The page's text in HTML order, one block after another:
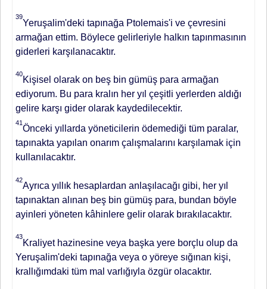
39
Yeruşalim'deki tapınağa Ptolemais'i ve çevresini
armağan ettim. Böylece gelirleriyle halkın tapınması­nın
giderleri karşılanacaktır.
40
Kişisel olarak on beş bin gümüş para armağan
ediyorum. Bu para kralın her yıl çeşitli yerlerden aldığı
gelire karşı gi­der olarak kaydedilecektir.
41
Önceki yıllarda yöneticilerin ödemediği tüm paralar,
tapınakta yapılan onarım ça­lışmalarını karşılamak için
kullanıla­caktır.
42
Ayrıca yıllık hesaplardan an­laşılacağı gibi, her yıl
tapınaktan alı­nan beş bin gümüş para, bundan böy­le
ayinleri yöneten kâhinlere gelir ola­rak bırakılacaktır.
43
Kraliyet hazine­sine veya başka yere borçlu olup da
Yeruşalim'deki tapınağa veya o yöre­ye sığınan kişi,
krallığımdaki tüm mal varlığıyla özgür olacaktır.